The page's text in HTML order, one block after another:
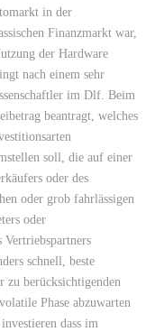
in der
Finanzmarkt war,
der Hardware
nach einem sehr
im Dlf. Beim
beantragt, welches
soll, die auf einer
oder des
oder grob fahrlässigen
oder
schnell, beste
zu berücksichtigenden
Phase abzuwarten
dass im